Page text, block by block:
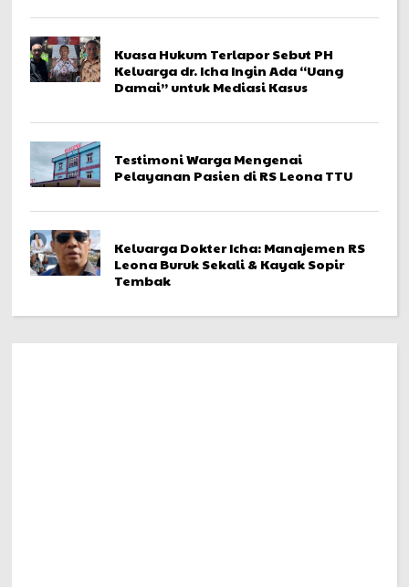
Kuasa Hukum Terlapor Sebut PH
Keluarga dr. Icha Ingin Ada “Uang
Damai” untuk Mediasi Kasus
Testimoni Warga Mengenai
Pelayanan Pasien di RS Leona TTU
Keluarga Dokter Icha: Manajemen RS
Leona Buruk Sekali & Kayak Sopir
Tembak